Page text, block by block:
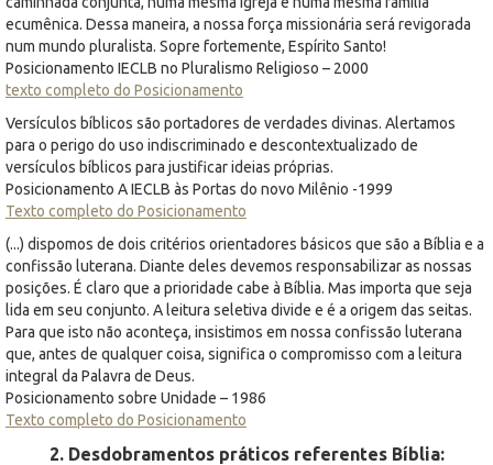
ecumênica. Dessa maneira, a nossa força missionária será revigorada
num mundo pluralista. Sopre fortemente, Espírito Santo!
Posicionamento IECLB no Pluralismo Religioso – 2000
texto completo do Posicionamento
Versículos bíblicos são portadores de verdades divinas. Alertamos
para o perigo do uso indiscriminado e descontextualizado de
versículos bíblicos para justificar ideias próprias.
Posicionamento A IECLB às Portas do novo Milênio -1999
Texto completo do Posicionamento
(...) dispomos de dois critérios orientadores básicos que são a Bíblia e a
confissão luterana. Diante deles devemos responsabilizar as nossas
posições. É claro que a prioridade cabe à Bíblia. Mas importa que seja
lida em seu conjunto. A leitura seletiva divide e é a origem das seitas.
Para que isto não aconteça, insistimos em nossa confissão luterana
que, antes de qualquer coisa, significa o compromisso com a leitura
integral da Palavra de Deus.
Posicionamento sobre Unidade – 1986
Texto completo do Posicionamento
2. Desdobramentos práticos referentes Bíblia: